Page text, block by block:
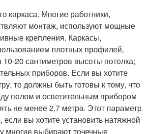
каркаса. Многие работники,
монтаж, используют мощные
крепления. Каркасы,
плотных профилей,
10-20 сантиметров высоты потолка;
приборов. Если вы хотите
то должны быть готовы к тому, что
полом и осветительным прибором
не менее 2,7 метра. Этот параметр
если вы хотите установить натяжной
многие выбирают точечные